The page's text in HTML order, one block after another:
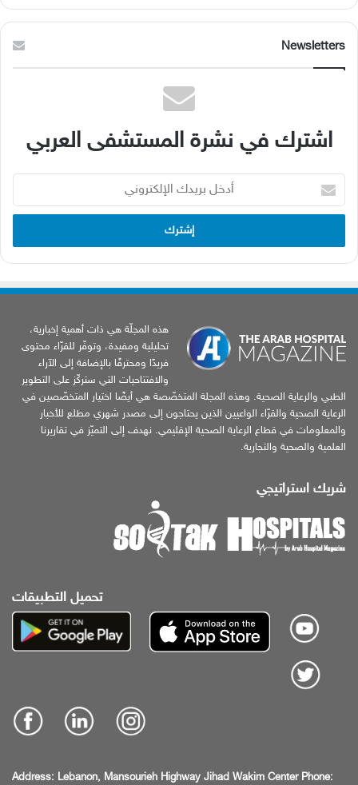
Newsletters
اشترك في نشرة المستشفى العربي
بريدك
الإلكتروني
هذه المجلّة هي ذات أهمية إخبارية،
تحليلية ومفيدة، وتوفّر للقرّاء محتوى
فريدًا ومحترفًا بالإضافة إلى الآراء
والافتتاحيات التي ستركّز على التطوير
الطبي والرعاية الصحية. وهذه المجلة المتخصّصة هي أيضًا اختيار المتخصّصين في
الرعاية الصحية والقرّاء الواعيين الذين يحتاجون إلى مصدر شهري مطلع للأخبار
والمعلومات في قطاع الرعاية الصحية الإقليمي. نهدف إلى التميّز في تقاريرنا
العلمية والصحية والتجارية.
شريك استراتيجي
تحميل التطبيقات
Address: Lebanon, Mansourieh Highway Jihad Wakim Center Phone: